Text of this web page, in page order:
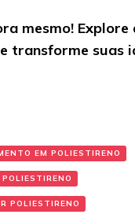
mesmo! Explore
transforme suas
EM POLIESTIRENO
POLIESTIRENO